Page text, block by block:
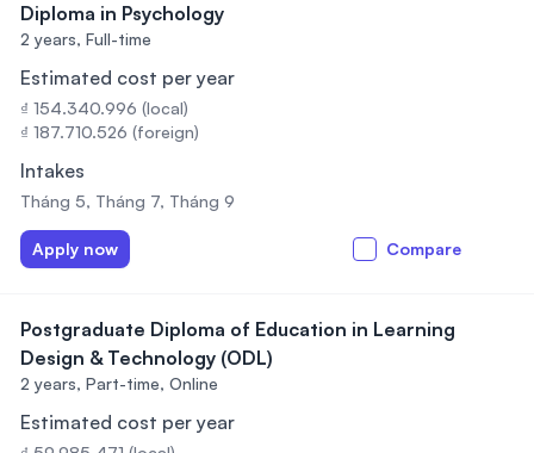
Diploma in Psychology
2 years, Full-time
Estimated cost per year
₫ 154.340.996 (local)
₫ 187.710.526 (foreign)
Intakes
Tháng 5, Tháng 7, Tháng 9
Apply now Compare
Postgraduate Diploma of Education in Learning
Design & Technology (ODL)
2 years, Part-time, Online
Estimated cost per year